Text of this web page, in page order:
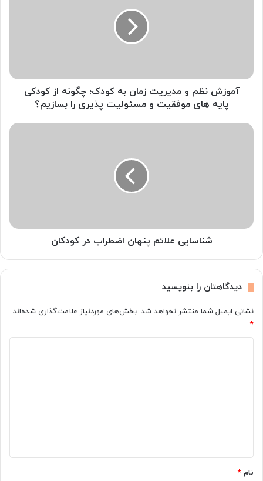
از
کودکی
موفقیت
آموزش نظم و مدیریت زمان به کودک؛ چگونه از کودکی
پایه های موفقیت و مسئولیت پذیری را بسازیم؟
شناسایی
شناسایی علائم پنهان اضطراب در کودکان
دیدگاهتان را بنویسید
نشانی ایمیل شما منتشر نخواهد شد. بخش‌های موردنیاز علامت‌گذاری شده‌اند
*
نام *